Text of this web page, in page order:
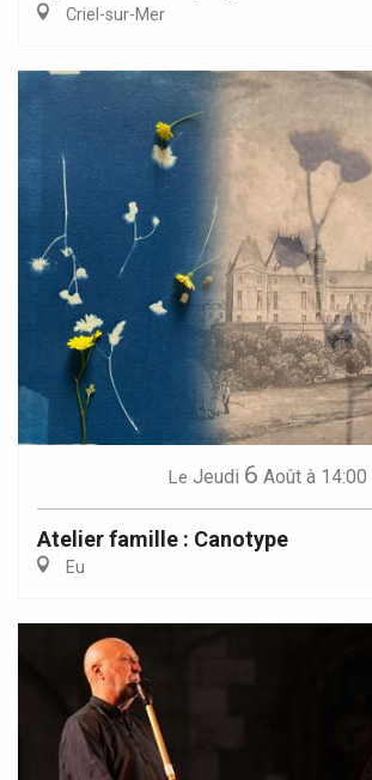
Criel-sur-Mer
Le Jeudi 6 Août à 14:00
Atelier famille : Canotype
Eu